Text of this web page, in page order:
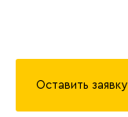
Оставить заявку